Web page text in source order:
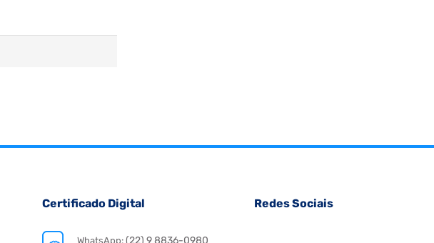
Certificado Digital
WhatsApp:(22) 9 8836-0980
Redes Sociais